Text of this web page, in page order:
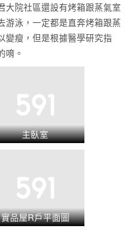
大院社區還設有烤箱跟蒸氣室
游泳，一定都是直奔烤箱跟蒸
變瘦，但是根據醫學研究指
唷。
主臥室
實品屋R戶平面圖